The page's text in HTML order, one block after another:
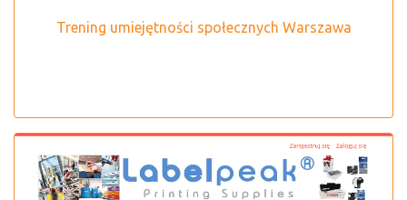
Trening umiejętności społecznych Warszawa